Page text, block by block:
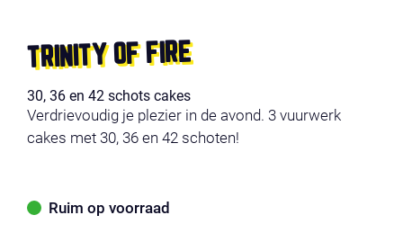
TRINITY OF FIRE
30, 36 en 42 schots cakes
Verdrievoudig je plezier in de avond. 3 vuurwerk
cakes met 30, 36 en 42 schoten!
Ruim op voorraad